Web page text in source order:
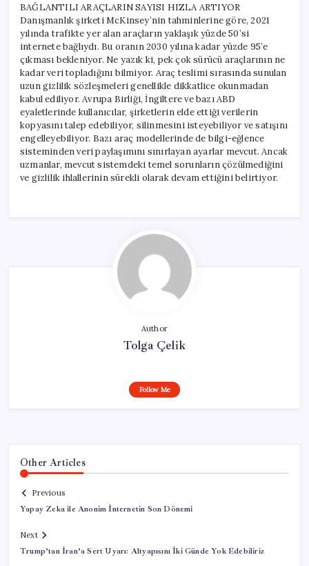
BAĞLANTILI ARAÇLARIN SAYISI HIZLA ARTIYOR
Danışmanlık şirketi McKinsey’nin tahminlerine göre, 2021
yılında trafikte yer alan araçların yaklaşık yüzde 50’si
internete bağlıydı. Bu oranın 2030 yılına kadar yüzde 95’e
çıkması bekleniyor. Ne yazık ki, pek çok sürücü araçlarının ne
kadar veri topladığını bilmiyor. Araç teslimi sırasında sunulan
uzun gizlilik sözleşmeleri genellikle dikkatlice okunmadan
kabul ediliyor. Avrupa Birliği, İngiltere ve bazı ABD
eyaletlerinde kullanıcılar, şirketlerin elde ettiği verilerin
kopyasını talep edebiliyor, silinmesini isteyebiliyor ve satışını
engelleyebiliyor. Bazı araç modellerinde de bilgi-eğlence
sisteminden veri paylaşımını sınırlayan ayarlar mevcut. Ancak
uzmanlar, mevcut sistemdeki temel sorunların çözülmediğini
ve gizlilik ihlallerinin sürekli olarak devam ettiğini belirtiyor.
Author
Tolga Çelik
Follow Me
Other Articles
Previous
Yapay Zeka ile Anonim İnternetin Son Dönemi
Next
Trump’tan İran’a Sert Uyarı: Altyapısını İki Günde Yok Edebiliriz